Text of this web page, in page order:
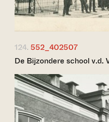
124. 552_402507
De Bijzondere school v.d.